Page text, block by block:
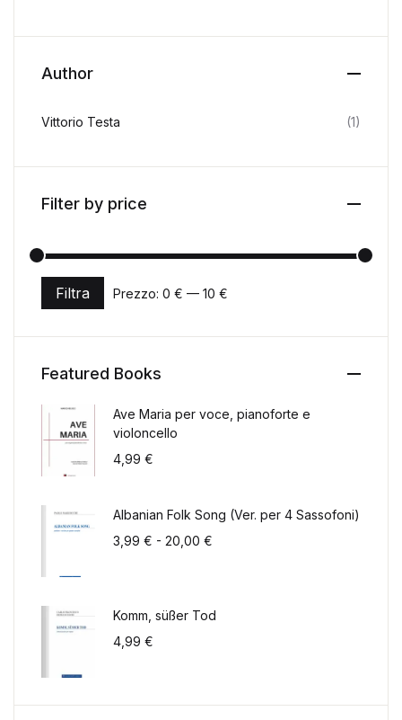
Author
Vittorio Testa (1)
Filter by price
Prezzo Min
Prezzo Max
Filtra Prezzo: 0 € — 10 €
Featured Books
Ave Maria per voce, pianoforte e
violoncello
4,99 €
Albanian Folk Song (Ver. per 4 Sassofoni)
3,99 € - 20,00 €
Komm, süßer Tod
4,99 €